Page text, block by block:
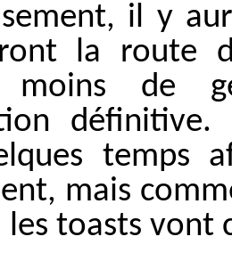
il y
la route
moins de
temps
mais
toasts vont